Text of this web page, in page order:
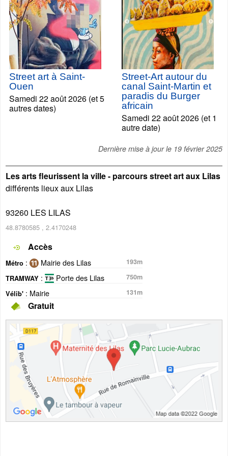
Street art à Saint-
Ouen
Samedi 22 août 2026 (et 5
autres dates)
Street-Art autour du
canal Saint-Martin et
paradis du Burger
africain
Samedi 22 août 2026 (et 1
autre date)
Dernière mise à jour le 19 février 2025
Les arts fleurissent la ville - parcours street art aux Lilas
différents lieux aux Lilas
93260 LES LILAS
48.8780585 , 2.4170248
Accès
Métro : Mairie des Lilas
193m
TRAMWAY : Porte des Lilas
750m
Vélib' : Mairie 131m
Gratuit